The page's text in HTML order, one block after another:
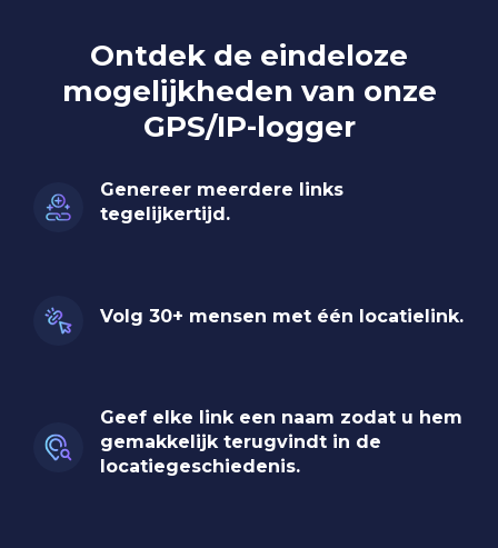
Ontdek de eindeloze
mogelijkheden van onze
GPS/IP-logger
Genereer meerdere links
tegelijkertijd.
Volg 30+ mensen met één locatielink.
Geef elke link een naam zodat u hem
gemakkelijk terugvindt in de
locatiegeschiedenis.